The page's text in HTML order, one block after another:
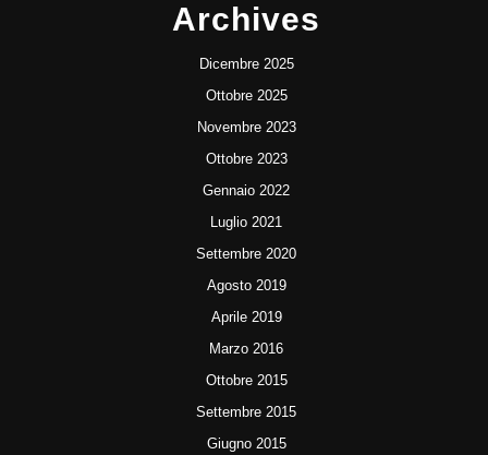
Archives
Dicembre 2025
Ottobre 2025
Novembre 2023
Ottobre 2023
Gennaio 2022
Luglio 2021
Settembre 2020
Agosto 2019
Aprile 2019
Marzo 2016
Ottobre 2015
Settembre 2015
Giugno 2015